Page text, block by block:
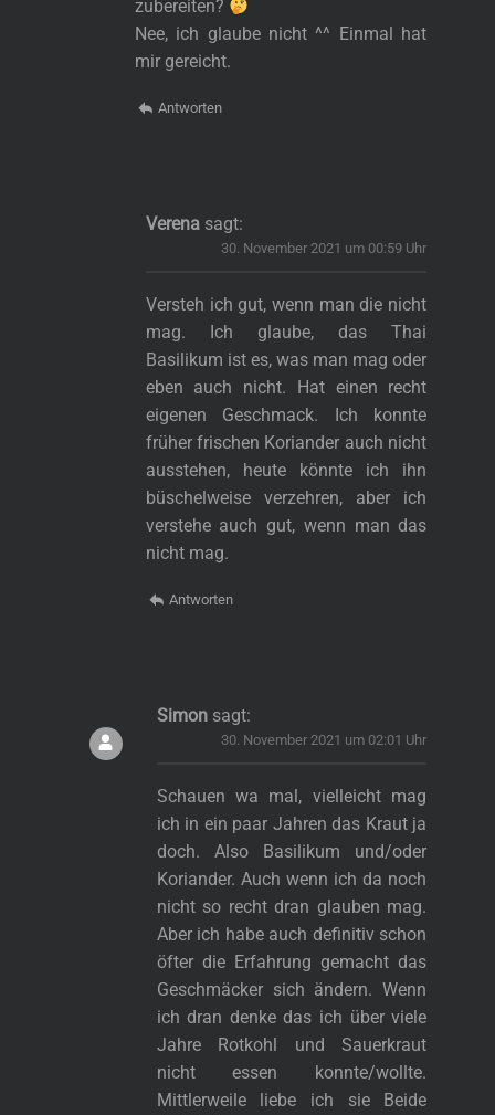
zubereiten?
Nee, ich glaube nicht ^^ Einmal hat
mir gereicht.
Antworten
Verena sagt:
30. November 2021 um 00:59 Uhr
Versteh ich gut, wenn man die nicht
mag. Ich glaube, das Thai
Basilikum ist es, was man mag oder
eben auch nicht. Hat einen recht
eigenen Geschmack. Ich konnte
früher frischen Koriander auch nicht
ausstehen, heute könnte ich ihn
büschelweise verzehren, aber ich
verstehe auch gut, wenn man das
nicht mag.
Antworten
Simon sagt:
30. November 2021 um 02:01 Uhr
Schauen wa mal, vielleicht mag
ich in ein paar Jahren das Kraut ja
doch. Also Basilikum und/oder
Koriander. Auch wenn ich da noch
nicht so recht dran glauben mag.
Aber ich habe auch definitiv schon
öfter die Erfahrung gemacht das
Geschmäcker sich ändern. Wenn
ich dran denke das ich über viele
Jahre Rotkohl und Sauerkraut
nicht essen konnte/wollte.
Mittlerweile liebe ich sie Beide